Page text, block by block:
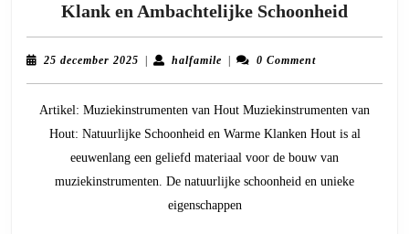
Klank en Ambachtelijke Schoonheid
25 december 2025 25
halfamilehalfamile0 Comment
Artikel: Muziekinstrumenten van Hout Muziekinstrumenten van
Hout: Natuurlijke Schoonheid en Warme Klanken Hout is al
eeuwenlang een geliefd materiaal voor de bouw van
muziekinstrumenten. De natuurlijke schoonheid en unieke
eigenschappen